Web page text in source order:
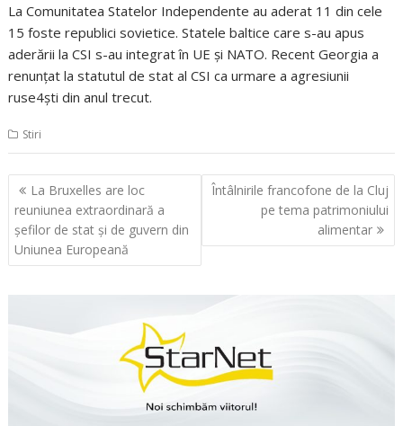
La Comunitatea Statelor Independente au aderat 11 din cele
15 foste republici sovietice. Statele baltice care s-au apus
aderării la CSI s-au integrat în UE şi NATO. Recent Georgia a
renunţat la statutul de stat al CSI ca urmare a agresiunii
ruse4şti din anul trecut.
Stiri
Navigare
în
articole
La Bruxelles are loc
reuniunea extraordinară a
şefilor de stat şi de guvern din
Uniunea Europeană
Întâlnirile francofone de la Cluj
pe tema patrimoniului
alimentar